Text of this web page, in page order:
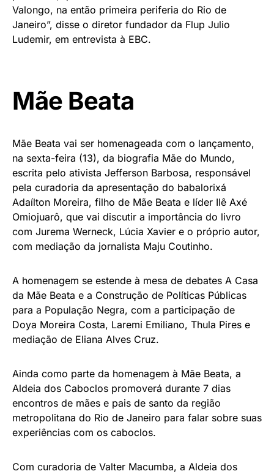
Valongo, na então primeira periferia do Rio de
Janeiro”, disse o diretor fundador da Flup Julio
Ludemir, em entrevista à EBC.
Mãe Beata
Mãe Beata vai ser homenageada com o lançamento,
na sexta-feira (13), da biografia Mãe do Mundo,
escrita pelo ativista Jefferson Barbosa, responsável
pela curadoria da apresentação do babalorixá
Adaílton Moreira, filho de Mãe Beata e líder Ilê Axé
Omiojuarô, que vai discutir a importância do livro
com Jurema Werneck, Lúcia Xavier e o próprio autor,
com mediação da jornalista Maju Coutinho.
A homenagem se estende à mesa de debates A Casa
da Mãe Beata e a Construção de Políticas Públicas
para a População Negra, com a participação de
Doya Moreira Costa, Laremi Emiliano, Thula Pires e
mediação de Eliana Alves Cruz.
Ainda como parte da homenagem à Mãe Beata, a
Aldeia dos Caboclos promoverá durante 7 dias
encontros de mães e pais de santo da região
metropolitana do Rio de Janeiro para falar sobre suas
experiências com os caboclos.
Com curadoria de Valter Macumba, a Aldeia dos